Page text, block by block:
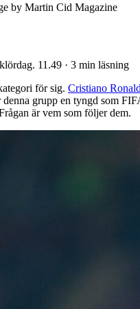
by Martin Cid Magazine
11.49 · 3 min läsning
för sig. Cristiano
denna grupp en tyngd som
är vem som följer dem.